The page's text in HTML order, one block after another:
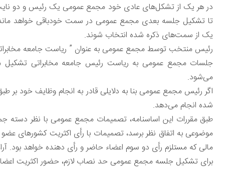
در هر یک از تشکل‌‌های عادی خود مجمع عمومی یک رئیس و دو نایب
تا تشکیل جلسه بعدی مجمع عمومی در سمت خودباقی خواهد ماند.
یک از سمت‌های ذکره شده انتخاب شوند.
رئیس منتخب توسط مجمع عمومی به عنوان ” ریاست جامعه مخابراتی آسیا و اقیانوسیه”
می‌شود.
اگر رئیس مجمع عمومی بنا به دلایلی قادر به انجام وظایف خود بر
شده انجام می‌دهد.
طبق مقررات این اساسنامه، تصمیمات مجمع عمومی با نظر دسته
موضوعی به اتفاق نظر برسد، تصمیمات با رأی اکثریت کشورهای
مالی که مستلزم رأی دو سوم اعضاء حاضر و رأی دهنده خواهد بود.
برای تشکیل جلسه مجمع عمومی حد نصاب لازم، حضور اکثریت